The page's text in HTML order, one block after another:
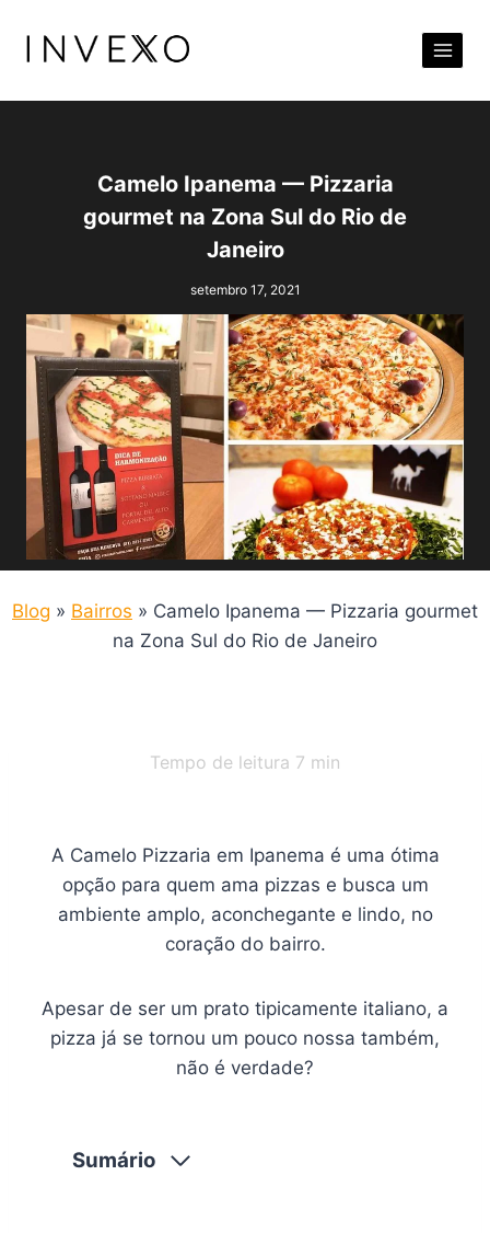
para
Conteúdo
Camelo Ipanema — Pizzaria
gourmet na Zona Sul do Rio de
Janeiro
setembro 17, 2021
Blog » Bairros » Camelo Ipanema — Pizzaria gourmet
na Zona Sul do Rio de Janeiro
Tempo de leitura 7 min
A Camelo Pizzaria em Ipanema é uma ótima
opção para quem ama pizzas e busca um
ambiente amplo, aconchegante e lindo, no
coração do bairro.
Apesar de ser um prato tipicamente italiano, a
pizza já se tornou um pouco nossa também,
não é verdade?
Sumário